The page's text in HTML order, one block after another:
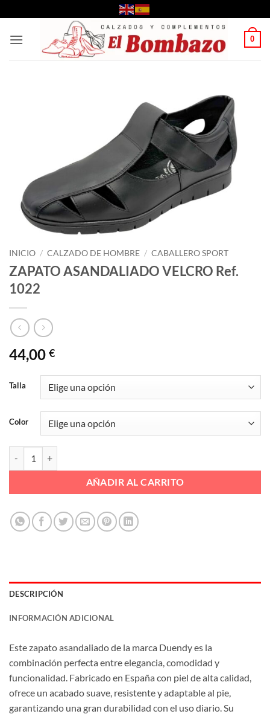
al
contenido
0
INICIO / CALZADO DE HOMBRE / CABALLERO SPORT
ZAPATO ASANDALIADO VELCRO Ref.
1022
44,00 €
Talla
Color
AÑADIR AL CARRITO
DESCRIPCIÓN
INFORMACIÓN ADICIONAL
Este zapato asandaliado de la marca Duendy es la
combinación perfecta entre elegancia, comodidad y
funcionalidad. Fabricado en España con piel de alta calidad,
ofrece un acabado suave, resistente y adaptable al pie,
garantizando una gran durabilidad con el uso diario. Su